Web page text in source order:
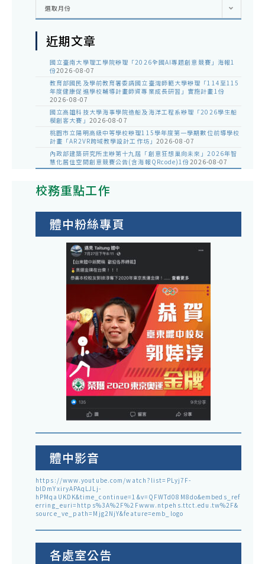
選取月份
近期文章
國立臺南大學理工學院辦理「2026全國AI專題創意競賽」海報1
份2026-08-07
教育部國民及學前教育署委請國立臺灣師範大學辦理「114至115
年度健康促進學校輔導計畫師資專業成長研習」實施計畫1份
2026-08-07
國立高雄科技大學海事學院造船及海洋工程系辦理「2026學生船
模創客大賽」 2026-08-07
桃園市立陽明高級中等學校辦理115學年度第一學期數位前導學校
計畫「AR2VR跨域教學設計工作坊」 2026-08-07
內政部建築研究所主辦第十九屆「創意狂想巢向未來」2026年智
慧化居住空間創意競賽公告(含海報QRcode)1份2026-08-07
校務重點工作
體中粉絲專頁
體中影音
https://www.youtube.com/watch?list=PLyj7F-
blDmYxiryAPAqLJLj-
hPMqaUKDK&time_continue=1&v=QFWTd08M8do&embeds_ref
erring_euri=https%3A%2F%2Fwww.ntpehs.ttct.edu.tw%2F&
source_ve_path=Mjg2NjY&feature=emb_logo
各處室公告